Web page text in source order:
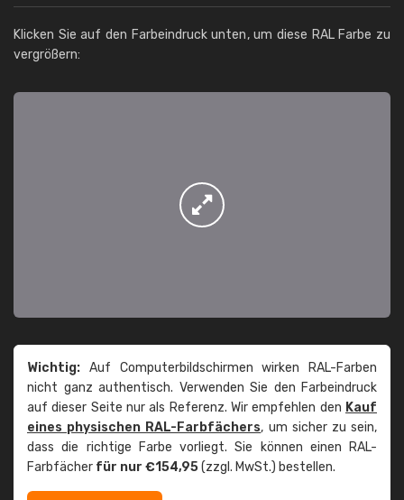
Klicken Sie auf den Farbeindruck unten, um diese RAL Farbe zu
vergrößern:
Wichtig: Auf Computerbildschirmen wirken RAL-Farben
nicht ganz authentisch. Verwenden Sie den Farbeindruck
auf dieser Seite nur als Referenz. Wir empfehlen den Kauf
eines physischen RAL-Farbfächers, um sicher zu sein,
dass die richtige Farbe vorliegt. Sie können einen RAL-
Farbfächer für nur €154,95(zzgl. MwSt.) bestellen.